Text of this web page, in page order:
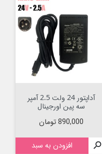
آداپتور 24 ولت 2.5 آمپر
سه پین اورجینال
قیمت
890,000 تومان
 افزودن به سبد